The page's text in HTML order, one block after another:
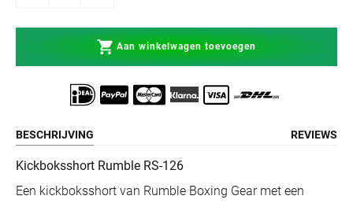
Aan winkelwagen toevoegen
BESCHRIJVING REVIEWS
Kickboksshort Rumble RS-126
Een kickboksshort van Rumble Boxing Gear met een